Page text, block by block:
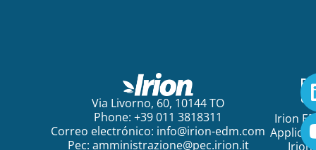
Via Livorno, 60, 10144 TO
Phone: +39 011 3818311
Correo electrónico: info@irion-edm.com
Pec: amministrazione@pec.irion.it
Irion
Irion